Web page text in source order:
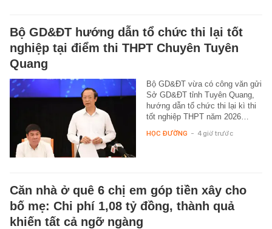
Bộ GD&ĐT hướng dẫn tổ chức thi lại tốt
nghiệp tại điểm thi THPT Chuyên Tuyên
Quang
Bộ GD&ĐT vừa có công văn gửi
Sở GD&ĐT tỉnh Tuyên Quang,
hướng dẫn tổ chức thi lại kì thi
tốt nghiệp THPT năm 2026…
HỌC ĐƯỜNG - 4 giờ trước
Căn nhà ở quê 6 chị em góp tiền xây cho
bố mẹ: Chi phí 1,08 tỷ đồng, thành quả
khiến tất cả ngỡ ngàng